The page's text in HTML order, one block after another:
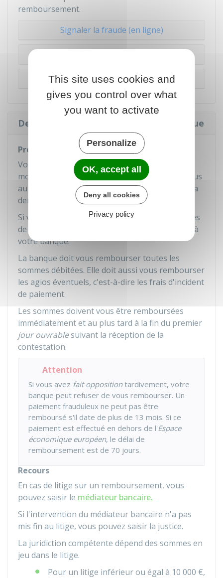
remboursement.
Signaler la fraude (en ligne)
Porter plainte (par courrier)
Demander le remboursement à la banque
Procédure
Vous devez demander le remboursement du
montant débité à votre banque. Renseignez-vous
auprès de votre banque pour savoir comment la
demande doit être présentée.
Si vous avez signalé la fraude en ligne aux forces
de l'ordre, vous devez transmettre le récépissé à
votre banque.
La banque doit vous rembourser toutes les
sommes débitées. Elle doit aussi vous rembourser
les agios éventuels, c'est-à-dire les frais d'incident
de paiement.
Les sommes doivent vous être remboursées
immédiatement et au plus tard à la fin du premier
jour ouvrablesuivant la réception de la
contestation.
Attention
Si vous avez fait oppositiontardivement, votre
banque peut refuser de vous rembourser. Un
paiement frauduleux ne peut pas être
remboursé s'il date de plus de 13 mois. Si ce
paiement est effectué en dehors de l'Espace
économique européen, le délai de
remboursement est de 70 jours.
Recours
En cas de litige sur un remboursement, vous
pouvez saisir le médiateur bancaire.
Si l'intervention du médiateur bancaire n'a pas
mis fin au litige, vous pouvez saisir la justice.
La juridiction compétente dépend des sommes en
jeu dans le litige.
Pour un litige inférieur ou égal à 10 000 €,
This site uses cookies and
gives you control over what
you want to activate
Personalize
OK, accept all
Deny all cookies
Privacy policy